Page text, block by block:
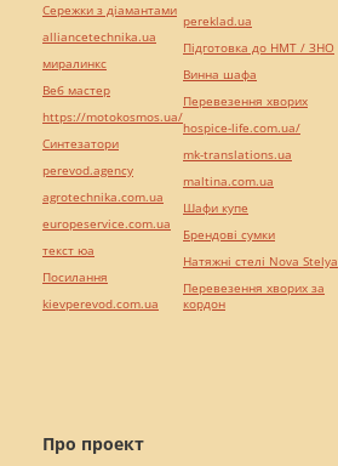
Про проект
Сережки з діамантами
alliancetechnika.ua
миралинкс
Веб мастер
https://motokosmos.ua/
Синтезатори
perevod.agency
agrotechnika.com.ua
europeservice.com.ua
текст юа
Посилання
kievperevod.com.ua
pereklad.ua
Підготовка до НМТ / ЗНО
Винна шафа
Перевезення хворих
hospice-life.com.ua/
mk-translations.ua
maltina.com.ua
Шафи купе
Брендові сумки
Натяжні стелі Nova Stelya
Перевезення хворих за
кордон